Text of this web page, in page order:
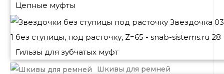
Цепные муфты
Гильзы для зубчатых муфт
Шкивы для ремней